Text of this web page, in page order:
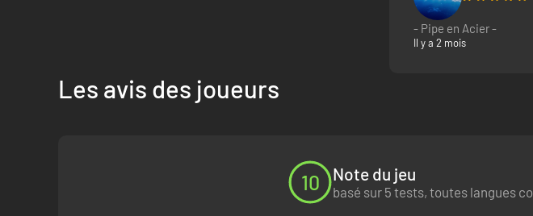
- Pipe en Acier -
Il y a 2 mois
Les avis des joueurs
10 Note du jeu
basé sur 5 tests, toutes langues